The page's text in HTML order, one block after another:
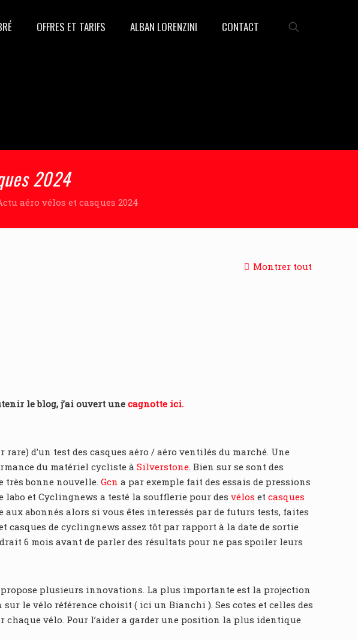
OFFRES ET TARIFS ALBAN LORENZINI CONTACT
2024
aéro vélos et casques 2024
Montrer tout
le blog, j’ai ouvert unecagnotte ici.
rare) d’un test des casques aéro / aéro ventilés du marché. Une
du matériel cycliste àSilverstone. Bien sur se sont des
très bonne nouvelle.Gcn a par exemple fait des essais de pressions
labo et Cyclingnews a testé la soufflerie pour desvélos etcasques
abonnés alors si vous êtes interessés par de futurs tests, faites
casques de cyclingnews assez tôt par rapport à la date de sortie
6 mois avant de parler des résultats pour ne pas spoiler leurs
plusieurs innovations. La plus importante est la projection
le vélo référence choisit ( ici un Bianchi ). Ses cotes et celles des
vélo. Pour l’aider a garder une position la plus identique